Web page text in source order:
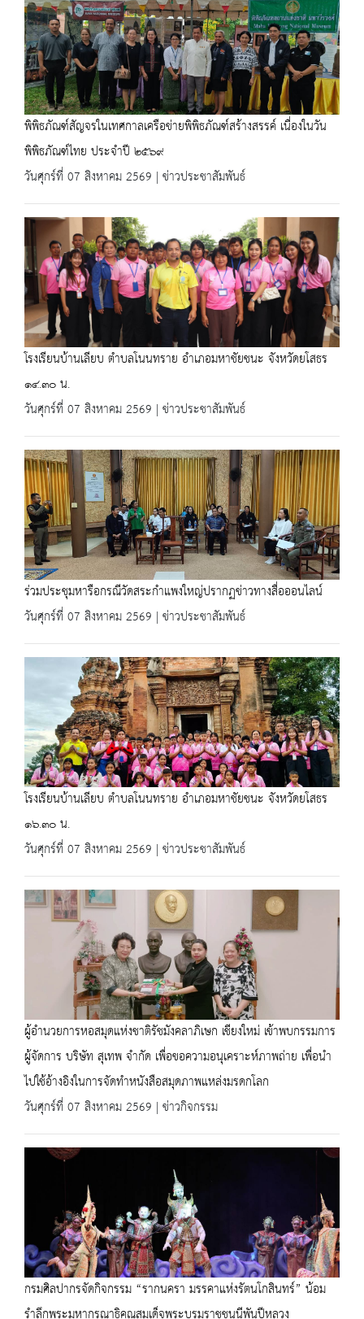
พิพิธภัณฑ์สัญจรในเทศกาลเครือข่ายพิพิธภัณฑ์สร้างสรรค์ เนื่องในวัน
พิพิธภัณฑ์ไทย ประจำปี ๒๕๖๙
วันศุกร์ที่ 07 สิงหาคม 2569 | ข่าวประชาสัมพันธ์
โรงเรียนบ้านเลียบ ตำบลโนนทราย อำเภอมหาชัยชนะ จังหวัดยโสธร
๑๔.๓๐ น.
วันศุกร์ที่ 07 สิงหาคม 2569 | ข่าวประชาสัมพันธ์
ร่วมประชุมหารือกรณีวัดสระกำแพงใหญ่ปรากฏข่าวทางสื่อออนไลน์
วันศุกร์ที่ 07 สิงหาคม 2569 | ข่าวประชาสัมพันธ์
โรงเรียนบ้านเลียบ ตำบลโนนทราย อำเภอมหาชัยชนะ จังหวัดยโสธร
๑๖.๓๐ น.
วันศุกร์ที่ 07 สิงหาคม 2569 | ข่าวประชาสัมพันธ์
ผู้อำนวยการหอสมุดแห่งชาติรัชมังคลาภิเษก เชียงใหม่ เข้าพบกรรมการ
ผู้จัดการ บริษัท สุเทพ จำกัด เพื่อขอความอนุเคราะห์ภาพถ่าย เพื่อนำ
ไปใช้อ้างอิงในการจัดทำหนังสือสมุดภาพแหล่งมรดกโลก
วันศุกร์ที่ 07 สิงหาคม 2569 | ข่าวกิจกรรม
กรมศิลปากรจัดกิจกรรม “รากนครา มรรคาแห่งรัตนโกสินทร์” น้อม